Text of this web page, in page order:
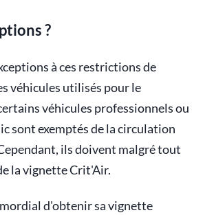
?
à ces restrictions de
véhicules utilisés pour le
véhicules professionnels ou
sont exemptés de la circulation
ils doivent malgré tout
la vignette Crit'Air.
d'obtenir sa vignette